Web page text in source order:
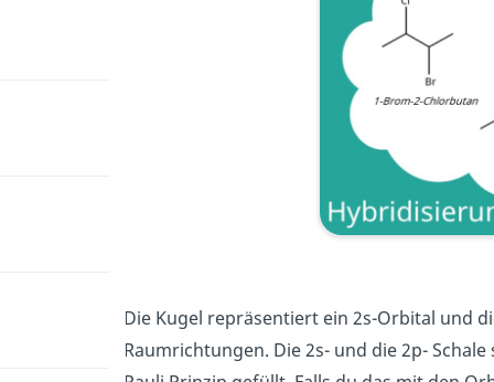
Die Kugel repräsentiert ein 2s-Orbital und
Raumrichtungen. Die 2s- und die 2p-